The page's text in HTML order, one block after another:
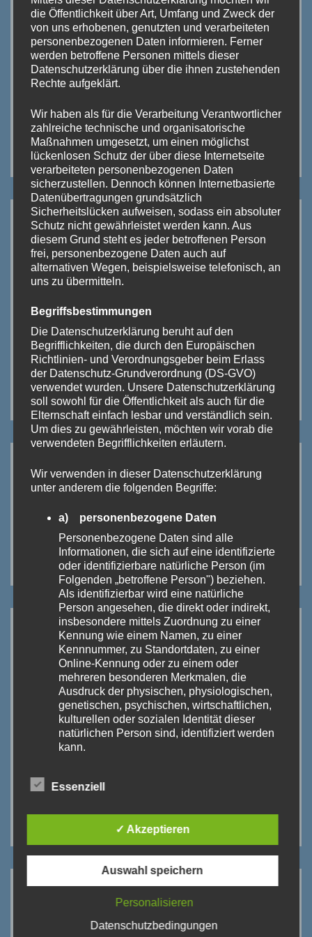
Klicke auf das Bild!
DI. Sommerferien
die Öffentlichkeit über Art, Umfang und Zweck der
von uns erhobenen, genutzten und verarbeiteten
personenbezogenen Daten informieren. Ferner
werden betroffene Personen mittels dieser
Datenschutzerklärung über die ihnen zustehenden
Rechte aufgeklärt.
Wir haben als für die Verarbeitung Verantwortlicher
zahlreiche technische und organisatorische
Maßnahmen umgesetzt, um einen möglichst
lückenlosen Schutz der über diese Internetseite
verarbeiteten personenbezogenen Daten
sicherzustellen. Dennoch können Internetbasierte
Datenübertragungen grundsätzlich
Sicherheitslücken aufweisen, sodass ein absoluter
Schutz nicht gewährleistet werden kann. Aus
diesem Grund steht es jeder betroffenen Person
frei, personenbezogene Daten auch auf
alternativen Wegen, beispielsweise telefonisch, an
uns zu übermitteln.
Begriffsbestimmungen
Die Datenschutzerklärung beruht auf den
Begrifflichkeiten, die durch den Europäischen
Richtlinien- und Verordnungsgeber beim Erlass
der Datenschutz-Grundverordnung (DS-GVO)
verwendet wurden. Unsere Datenschutzerklärung
soll sowohl für die Öffentlichkeit als auch für die
Elternschaft einfach lesbar und verständlich sein.
Um dies zu gewährleisten, möchten wir vorab die
verwendeten Begrifflichkeiten erläutern.
Wir verwenden in dieser Datenschutzerklärung
unter anderem die folgenden Begriffe:
a) personenbezogene Daten
Personenbezogene Daten sind alle
Informationen, die sich auf eine identifizierte
oder identifizierbare natürliche Person (im
Folgenden „betroffene Person") beziehen.
Als identifizierbar wird eine natürliche
Person angesehen, die direkt oder indirekt,
insbesondere mittels Zuordnung zu einer
Kennung wie einem Namen, zu einer
Kennnummer, zu Standortdaten, zu einer
Online-Kennung oder zu einem oder
mehreren besonderen Merkmalen, die
Ausdruck der physischen, physiologischen,
genetischen, psychischen, wirtschaftlichen,
kulturellen oder sozialen Identität dieser
natürlichen Person sind, identifiziert werden
kann.
personenbezogene Daten von dem für die
Verarbeitung Verantwortlichen verarbeitet
werden.
Verarbeitung ist jeder mit oder ohne Hilfe
Vorgang oder jede solche Vorgangsreihe im
Essenziell
✓ Akzeptieren
Auswahl speichern
Personalisieren
Datenschutzbedingungen